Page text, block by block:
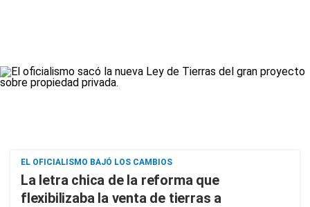
EL OFICIALISMO BAJÓ LOS CAMBIOS
La letra chica de la reforma que
flexibilizaba la venta de tierras a